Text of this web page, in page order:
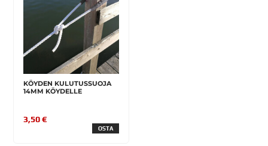
KÖYDEN KULUTUSSUOJA
14MM KÖYDELLE
3,50 €
OSTA